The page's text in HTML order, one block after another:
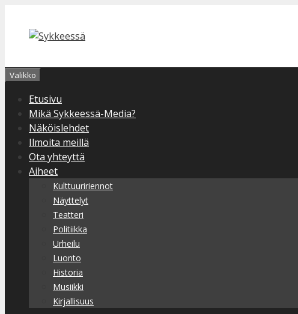
sisältöön
Valikko
Etusivu
Mikä Sykkeessä-Media?
Näköislehdet
Ilmoita meillä
Ota yhteyttä
Aiheet
Kulttuuririennot
Näyttelyt
Teatteri
Politiikka
Urheilu
Luonto
Historia
Musiikki
Kirjallisuus